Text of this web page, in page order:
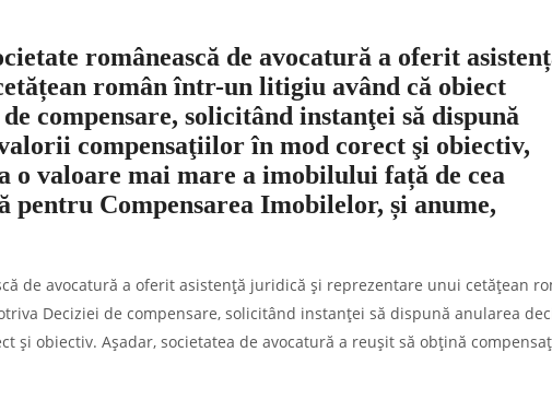
românească de avocatură a oferit
român într-un litigiu având că obiect
compensare, solicitând instanţei să dispună
compensaţiilor în mod corect şi obiectiv,
o valoare mai mare a imobilului față de cea
pentru Compensarea Imobilelor, și anume,
de avocatură a oferit asistență juridică și reprezentare unui cetățean
Deciziei de compensare, solicitând instanţei să dispună anularea
şi obiectiv. Așadar, societatea de avocatură a reușit să obțină